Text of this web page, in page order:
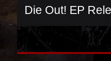
Die Out! EP